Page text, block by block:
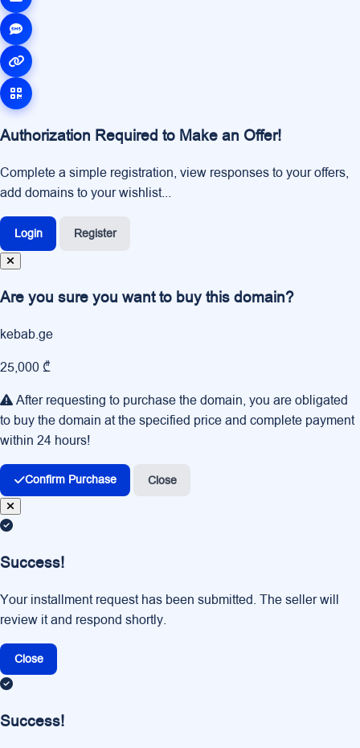
Authorization Required to Make an Offer!
Complete a simple registration, view responses to your offers,
add domains to your wishlist...
Login Register
Are you sure you want to buy this domain?
kebab.ge
25,000 ₾
After requesting to purchase the domain, you are obligated
to buy the domain at the specified price and complete payment
within 24 hours!
Confirm Purchase Close
Success!
Your installment request has been submitted. The seller will
review it and respond shortly.
Close
Success!